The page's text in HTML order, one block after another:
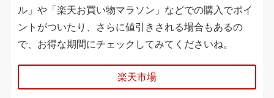
ル」や「楽天お買い物マラソン」などでの購入でポイ
ントがついたり、さらに値引きされる場合もあるの
で、お得な期間にチェックしてみてくださいね。
楽天市場